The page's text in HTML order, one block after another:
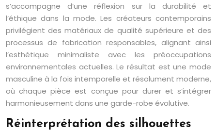
s’accompagne d’une réflexion sur la durabilité et
l’éthique dans la mode. Les créateurs contemporains
privilégient des matériaux de qualité supérieure et des
processus de fabrication responsables, alignant ainsi
l’esthétique minimaliste avec les préoccupations
environnementales actuelles. Le résultat est une mode
masculine à la fois intemporelle et résolument moderne,
où chaque pièce est conçue pour durer et s’intégrer
harmonieusement dans une garde-robe évolutive.
Réinterprétation des silhouettes